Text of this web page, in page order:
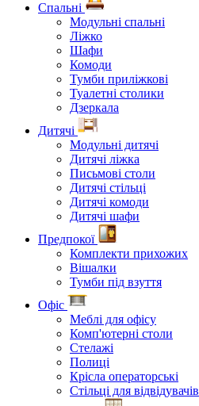
Спальні
Модульні спальні
Ліжко
Шафи
Комоди
Тумби приліжкові
Туалетні столики
Дзеркала
Дитячі
Модульні дитячі
Дитячі ліжка
Письмові столи
Дитячі стільці
Дитячі комоди
Дитячі шафи
Предпокої
Комплекти прихожих
Вішалки
Тумби під взуття
Офіс
Меблі для офісу
Комп'ютерні столи
Стелажі
Полиці
Крісла операторські
Стільці для відвідувачів